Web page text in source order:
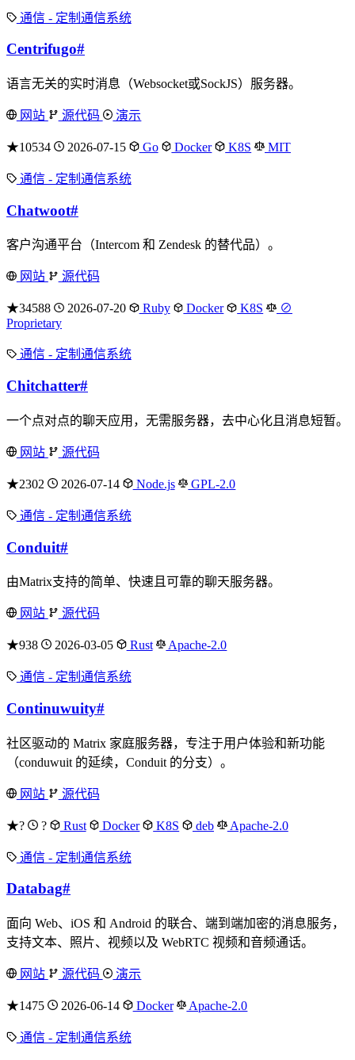
通信 - 定制通信系统
Centrifugo#
语言无关的实时消息（Websocket或SockJS）服务器。
网站 源代码 演示
★10534 2026-07-15 Go Docker K8S MIT
通信 - 定制通信系统
Chatwoot#
客户沟通平台（Intercom 和 Zendesk 的替代品）。
网站 源代码
★34588 2026-07-20 Ruby Docker K8S
⊘
Proprietary
通信 - 定制通信系统
Chitchatter#
一个点对点的聊天应用，无需服务器，去中心化且消息短暂。
网站 源代码
★2302 2026-07-14 Node.js GPL-2.0
通信 - 定制通信系统
Conduit#
由Matrix支持的简单、快速且可靠的聊天服务器。
网站 源代码
★938 2026-03-05 Rust Apache-2.0
通信 - 定制通信系统
Continuwuity#
社区驱动的 Matrix 家庭服务器，专注于用户体验和新功能
（conduwuit 的延续，Conduit 的分支）。
网站 源代码
★? ? Rust Docker K8S deb Apache-2.0
通信 - 定制通信系统
Databag#
面向 Web、iOS 和 Android 的联合、端到端加密的消息服务，
支持文本、照片、视频以及 WebRTC 视频和音频通话。
网站 源代码 演示
★1475 2026-06-14 Docker Apache-2.0
通信 - 定制通信系统